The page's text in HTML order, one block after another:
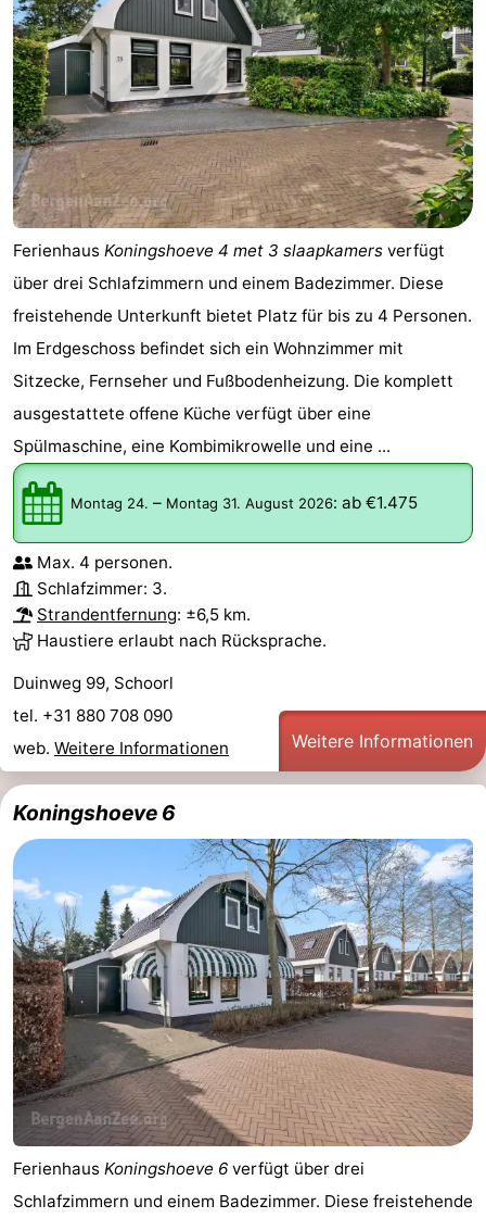
Ferienhaus Koningshoeve 4 met 3 slaapkamers verfügt
über drei Schlafzimmern und einem Badezimmer. Diese
freistehende Unterkunft bietet Platz für bis zu 4 Personen.
Im Erdgeschoss befindet sich ein Wohnzimmer mit
Sitzecke, Fernseher und Fußbodenheizung. Die komplett
ausgestattete offene Küche verfügt über eine
Spülmaschine, eine Kombimikrowelle und eine ...
Montag 24. – Montag 31. August 2026: ab €1.475
Max. 4 personen.
Schlafzimmer: 3.
Strandentfernung: ±6,5 km.
Haustiere erlaubt nach Rücksprache.
Duinweg 99, Schoorl
tel. +31 880 708 090
web. Weitere Informationen Weitere Informationen
Koningshoeve 6
Ferienhaus Koningshoeve 6 verfügt über drei
Schlafzimmern und einem Badezimmer. Diese freistehende